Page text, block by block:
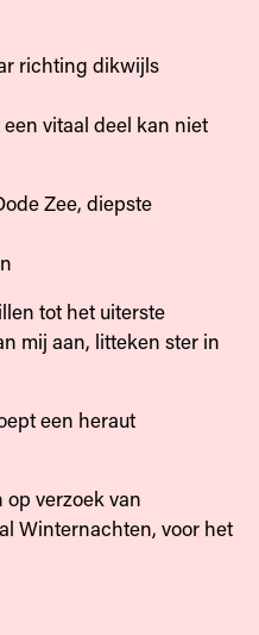
richting dikwijls
vitaal deel kan niet
Zee, diepste
tot het uiterste
mij aan, litteken ster in
een heraut
verzoek van
Winternachten, voor het